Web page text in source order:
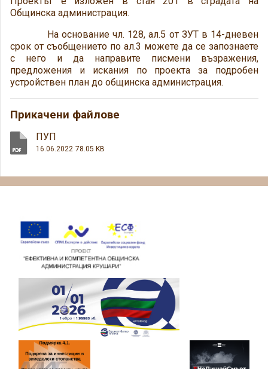
Общинска администрация.
На основание чл. 128, ал.5 от ЗУТ в 14-дневен
срок от съобщението по ал.3 можете да се запознаете
с него и да направите писмени възражения,
предложения и искания по проекта за подробен
устройствен план до общинска администрация.
Прикачени файлове
ПУП
16.06.2022 78.05 KB